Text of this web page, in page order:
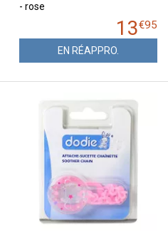
- rose
13€95
EN RÉAPPRO.